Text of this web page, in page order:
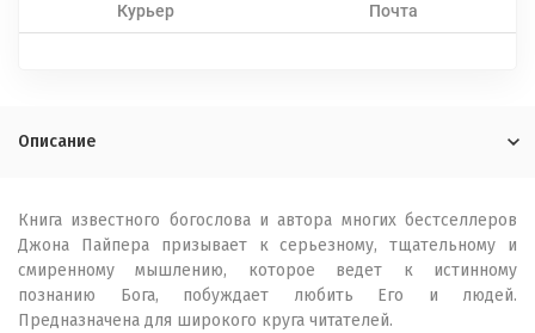
Курьер Почта
Описание
Книга известного богослова и автора многих бестселлеров
Джона Пайпера призывает к серьезному, тщательному и
смиренному мышлению, которое ведет к истинному
познанию Бога, побуждает любить Его и людей.
Предназначена для широкого круга читателей.